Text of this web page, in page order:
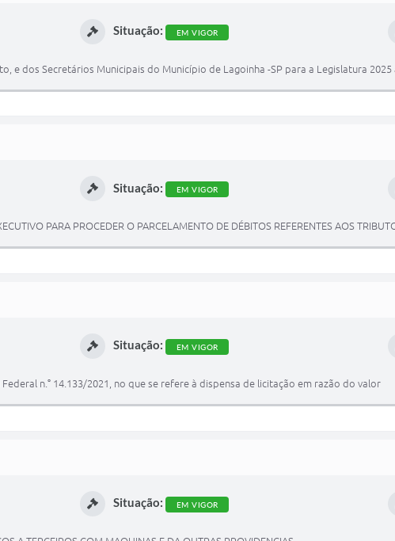
Situação: EM VIGOR
e dos Secretários Municipais do Município de Lagoinha -SP para a Legislatura 2025
Situação: EM VIGOR
PARA PROCEDER O PARCELAMENTO DE DÉBITOS REFERENTES AOS
Situação: EM VIGOR
n.° 14.133/2021, no que se refere à dispensa de licitação em razão do valor
Situação: EM VIGOR